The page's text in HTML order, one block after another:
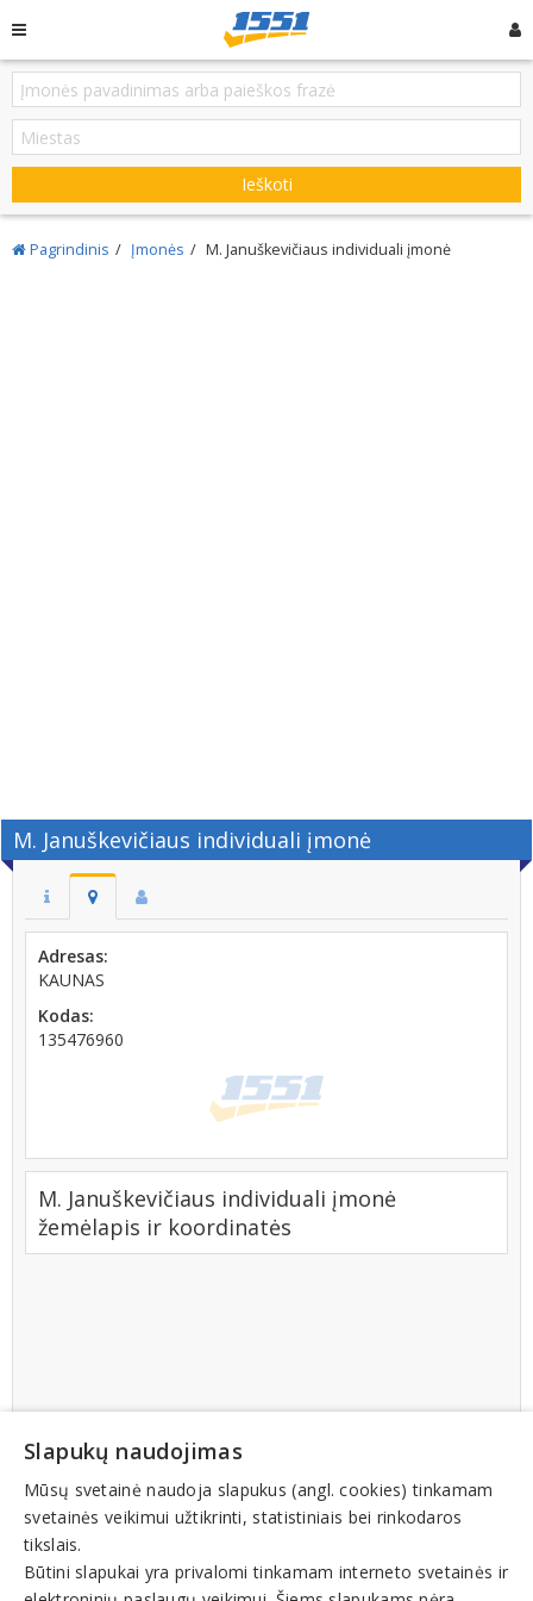
Ieškoti
Pagrindinis Įmonės M. Januškevičiaus individuali įmonė
M. Januškevičiaus individuali įmonė
Adresas:
KAUNAS
Kodas:
135476960
M. Januškevičiaus individuali įmonė
žemėlapis ir koordinatės
Slapukų naudojimas
Mūsų svetainė naudoja slapukus (angl. cookies) tinkamam
svetainės veikimui užtikrinti, statistiniais bei rinkodaros
tikslais.
Būtini slapukai yra privalomi tinkamam interneto svetainės ir